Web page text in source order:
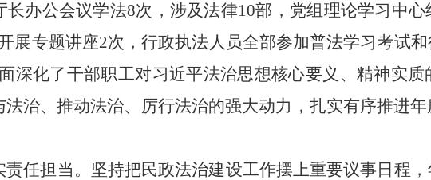
办公会议学法8次，涉及法律10部，党组理论学习中
展专题讲座2次，行政执法人员全部参加普法学习考试
深化了干部职工对习近平法治思想核心要义、精神实
治、推动法治、厉行法治的强大动力，扎实有序推进
任担当。 坚持把民政法治建设工作摆上重要议事日程